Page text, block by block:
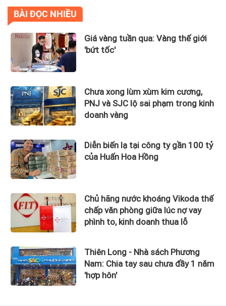
BÀI ĐỌC NHIỀU
Giá vàng tuần qua: Vàng thế giới
'bứt tốc'
Chưa xong lùm xùm kim cương,
PNJ và SJC lộ sai phạm trong kinh
doanh vàng
Diễn biến lạ tại công ty gần 100 tỷ
của Huấn Hoa Hồng
Chủ hãng nước khoáng Vikoda thế
chấp văn phòng giữa lúc nợ vay
phình to, kinh doanh thua lỗ
Thiên Long - Nhà sách Phương
Nam: Chia tay sau chưa đầy 1 năm
'hợp hôn'